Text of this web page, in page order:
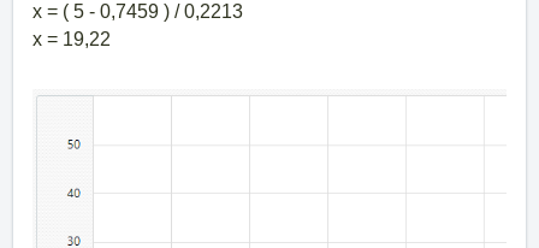
x = ( 5 - 0,7459 ) / 0,2213
x = 19,22